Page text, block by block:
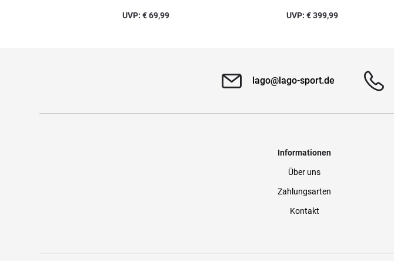
UVP: €69,99 UVP: €399,99
lago@lago-sport.de
Informationen
Über uns
Zahlungsarten
Kontakt